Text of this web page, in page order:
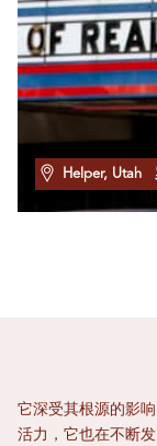
Helper, Utah
它深受其根源的影
活力，它也在不断发